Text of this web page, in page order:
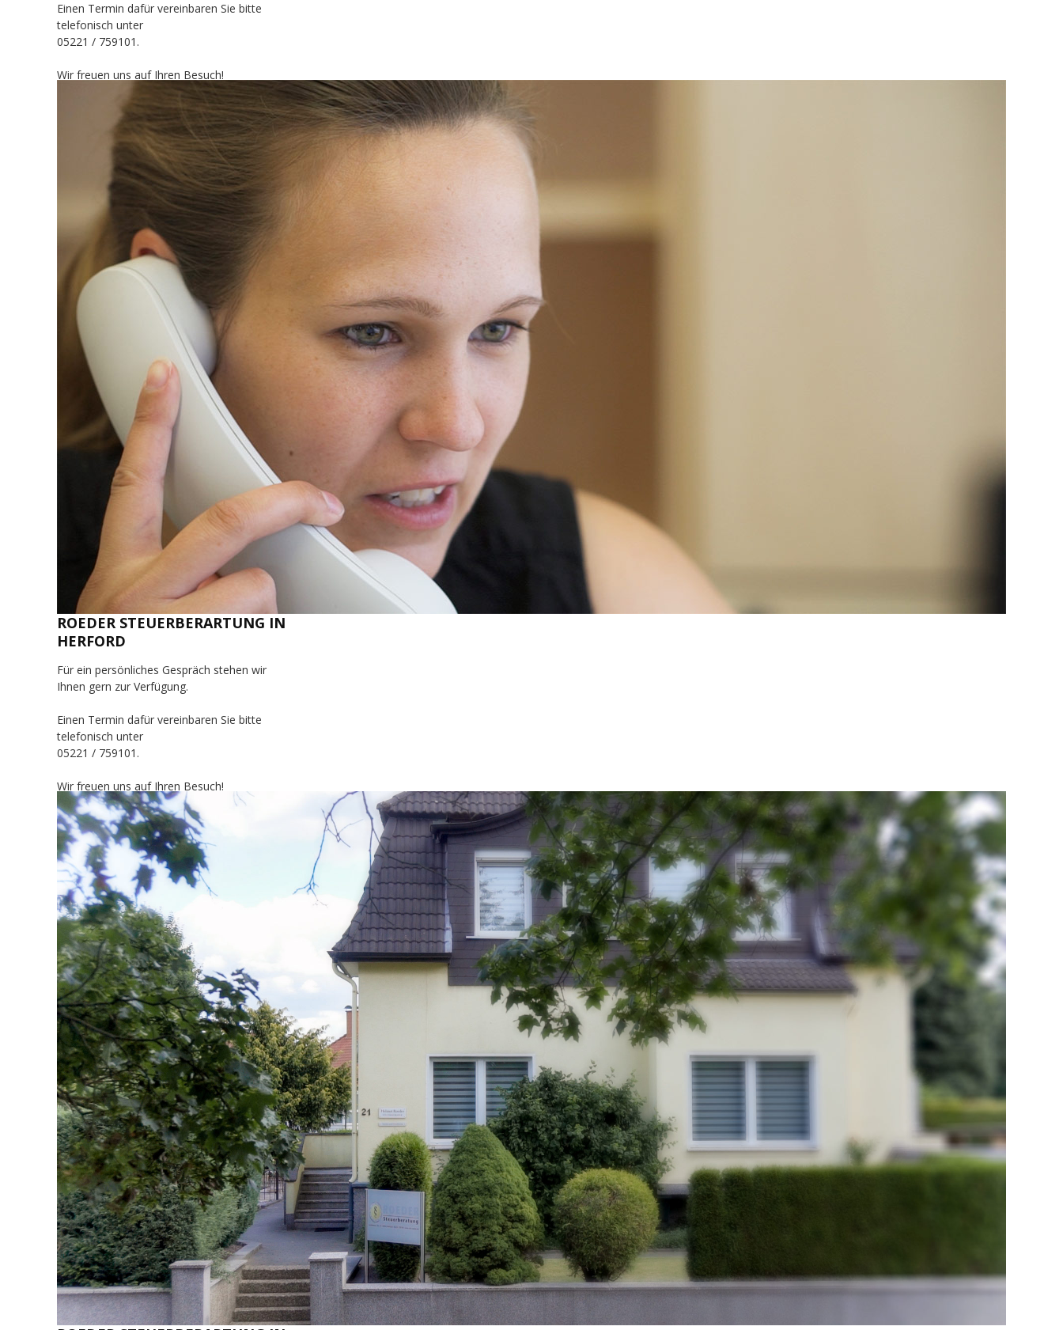
Einen Termin dafür vereinbaren Sie bitte
telefonisch unter
05221 / 759101.
Wir freuen uns auf Ihren Besuch!
ROEDER STEUERBERARTUNG IN
HERFORD
Für ein persönliches Gespräch stehen wir
Ihnen gern zur Verfügung.
Einen Termin dafür vereinbaren Sie bitte
telefonisch unter
05221 / 759101.
Wir freuen uns auf Ihren Besuch!